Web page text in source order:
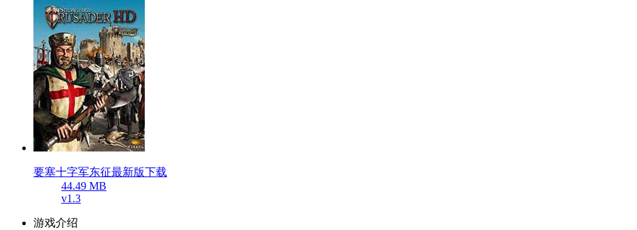
要塞十字军东征最新版下载
44.49 MB
v1.3
游戏介绍